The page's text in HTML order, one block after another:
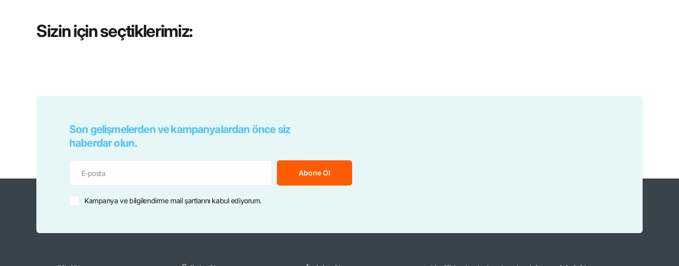
Sizin için seçtiklerimiz:
Son gelişmelerden ve kampanyalardan önce siz
haberdar olun.
Abone Ol
Kampanya ve bilgilendirme mail şartlarını kabul ediyorum.